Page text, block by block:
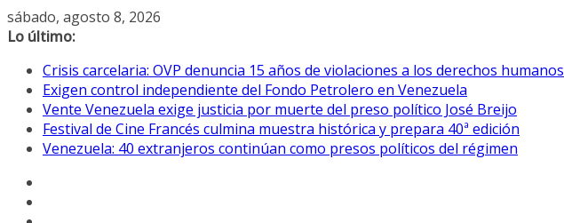
Saltar
al
sábado, agosto 8, 2026
Lo último:
Crisis carcelaria: OVP denuncia 15 años de violaciones a los derechos humanos
Exigen control independiente del Fondo Petrolero en Venezuela
Vente Venezuela exige justicia por muerte del preso político José Breijo
Festival de Cine Francés culmina muestra histórica y prepara 40ª edición
Venezuela: 40 extranjeros continúan como presos políticos del régimen